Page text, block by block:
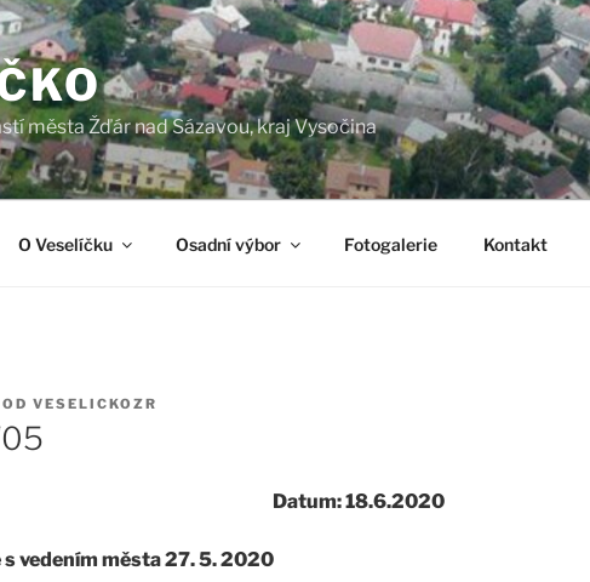
města Žďár nad Sázavou, kraj Vysočina
O Veselíčku Osadní výbor Fotogalerie Kontakt
OD VESELICKOZR
Datum: 18.6.2020
s vedením města 27. 5. 2020